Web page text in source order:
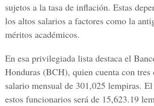
sujetos a la tasa de inflación. Estas
los altos salarios a factores como la
méritos académicos.
En esa privilegiada lista destaca el
Honduras (BCH), quien cuenta con tres
salario mensual de 301,025 lempiras.
estos funcionarios será de 15,623.19